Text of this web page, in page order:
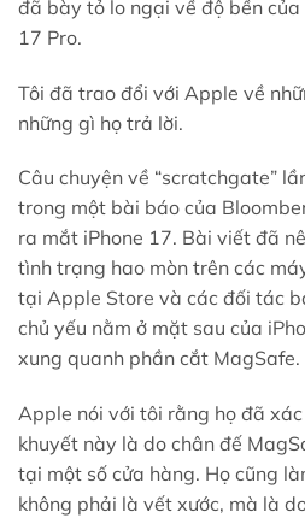
đã bày tỏ lo ngại về độ bền
17 Pro.
Tôi đã trao đổi với Apple về
những gì họ trả lời.
Câu chuyện về “scratchgate”
trong một bài báo của
ra mắt iPhone 17. Bài viết đã
tình trạng hao mòn trên các
tại Apple Store và các đối tác
chủ yếu nằm ở mặt sau của
xung quanh phần cắt MagSafe.
Apple nói với tôi rằng họ đã
khuyết này là do chân đế
tại một số cửa hàng. Họ cũng
không phải là vết xước, mà là